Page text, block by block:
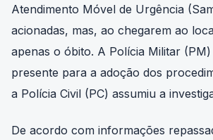
Atendimento Móvel de Urgência
acionadas, mas, ao chegarem ao
apenas o óbito. A Polícia Militar
presente para a adoção dos
a Polícia Civil (PC) assumiu a
De acordo com informações